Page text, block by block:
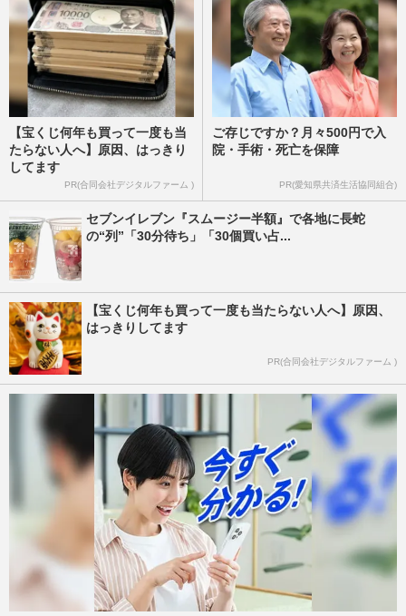
【宝くじ何年も買って一度も当
たらない人へ】原因、はっきり
してます
PR(合同会社デジタルファーム )
ご存じですか？月々500円で入
院・手術・死亡を保障
PR(愛知県共済生活協同組合)
セブンイレブン『スムージー半額』で各地に長蛇
の“列”「30分待ち」「30個買い占...
【宝くじ何年も買って一度も当たらない人へ】原因、
はっきりしてます
PR(合同会社デジタルファーム )